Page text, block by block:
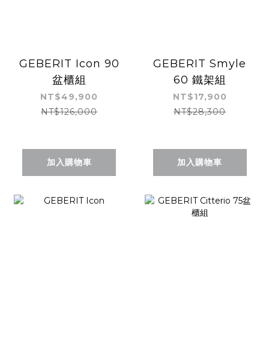
GEBERIT Icon 90
盆櫃組
NT$49,900
NT$126,000
加入購物車
GEBERIT Smyle
60 鐵架組
NT$17,900
NT$28,300
加入購物車